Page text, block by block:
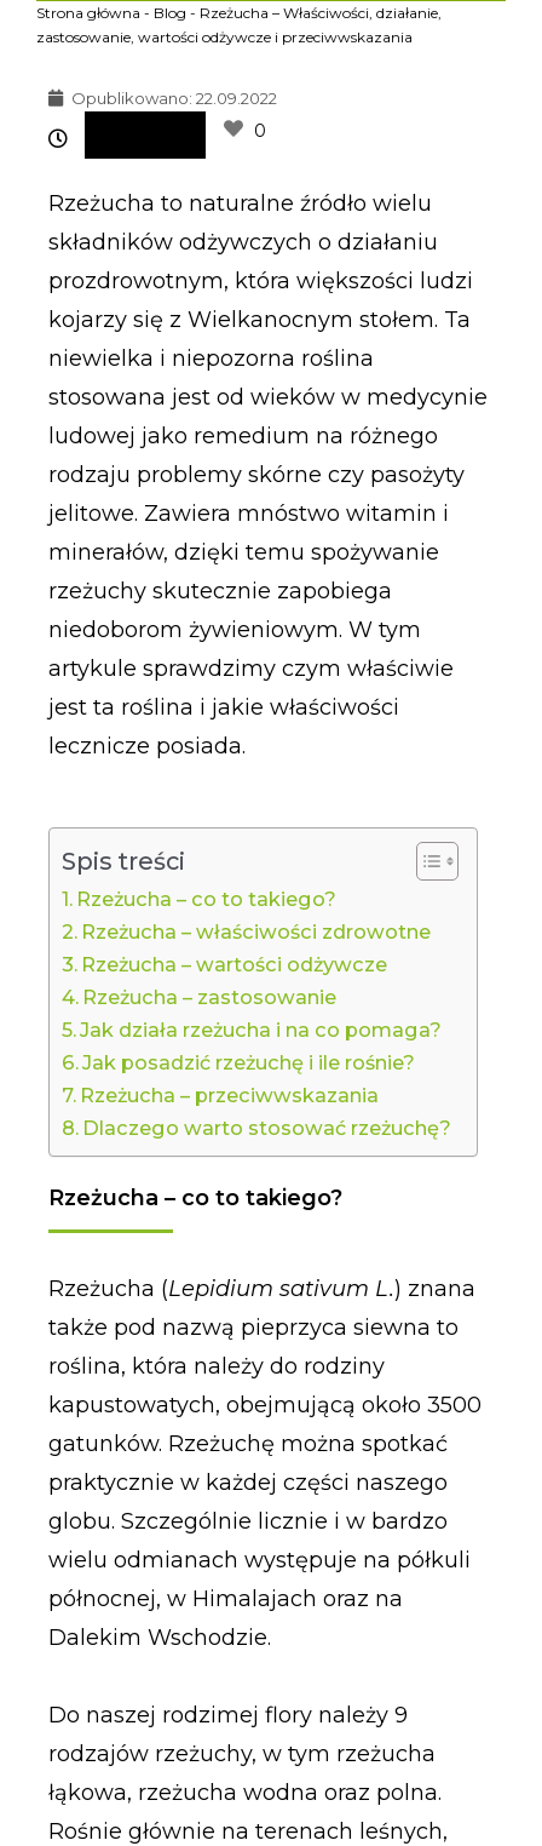
Strona główna - Blog - Rzeżucha – Właściwości, działanie,
zastosowanie, wartości odżywcze i przeciwwskazania
Opublikowano: 22.09.2022
0
Rzeżucha to naturalne źródło wielu
składników odżywczych o działaniu
prozdrowotnym, która większości ludzi
kojarzy się z Wielkanocnym stołem. Ta
niewielka i niepozorna roślina
stosowana jest od wieków w medycynie
ludowej jako remedium na różnego
rodzaju problemy skórne czy pasożyty
jelitowe. Zawiera mnóstwo witamin i
minerałów, dzięki temu spożywanie
rzeżuchy skutecznie zapobiega
niedoborom żywieniowym. W tym
artykule sprawdzimy czym właściwie
jest ta roślina i jakie właściwości
lecznicze posiada.
Spis treści
Rzeżucha – co to takiego?
Rzeżucha – właściwości zdrowotne
Rzeżucha – wartości odżywcze
Rzeżucha – zastosowanie
Jak działa rzeżucha i na co pomaga?
Jak posadzić rzeżuchę i ile rośnie?
Rzeżucha – przeciwwskazania
Dlaczego warto stosować rzeżuchę?
Rzeżucha – co to takiego?
Rzeżucha (Lepidium sativum L.) znana
także pod nazwą pieprzyca siewna to
roślina, która należy do rodziny
kapustowatych, obejmującą około 3500
gatunków. Rzeżuchę można spotkać
praktycznie w każdej części naszego
globu. Szczególnie licznie i w bardzo
wielu odmianach występuje na półkuli
północnej, w Himalajach oraz na
Dalekim Wschodzie.
Do naszej rodzimej flory należy 9
rodzajów rzeżuchy, w tym rzeżucha
łąkowa, rzeżucha wodna oraz polna.
Rośnie głównie na terenach leśnych,